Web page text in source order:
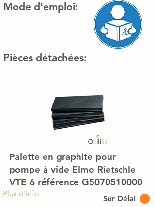
Mode d'emploi:
Pièces détachées:
Palette en graphite pour
pompe à vide Elmo Rietschle
VTE 6 référence G5070510000
Plus d'info
Sur Délai